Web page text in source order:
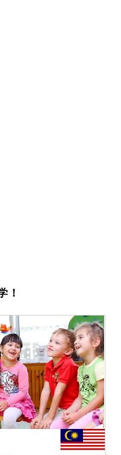
食をどうするか」
な課題になってい
！